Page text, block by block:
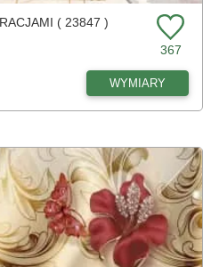
( 23847 )
367
WYMIARY